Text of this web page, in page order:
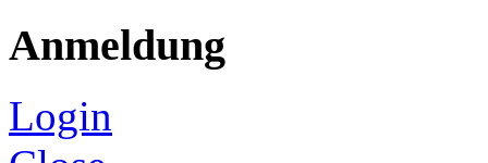
Anmeldung
Login